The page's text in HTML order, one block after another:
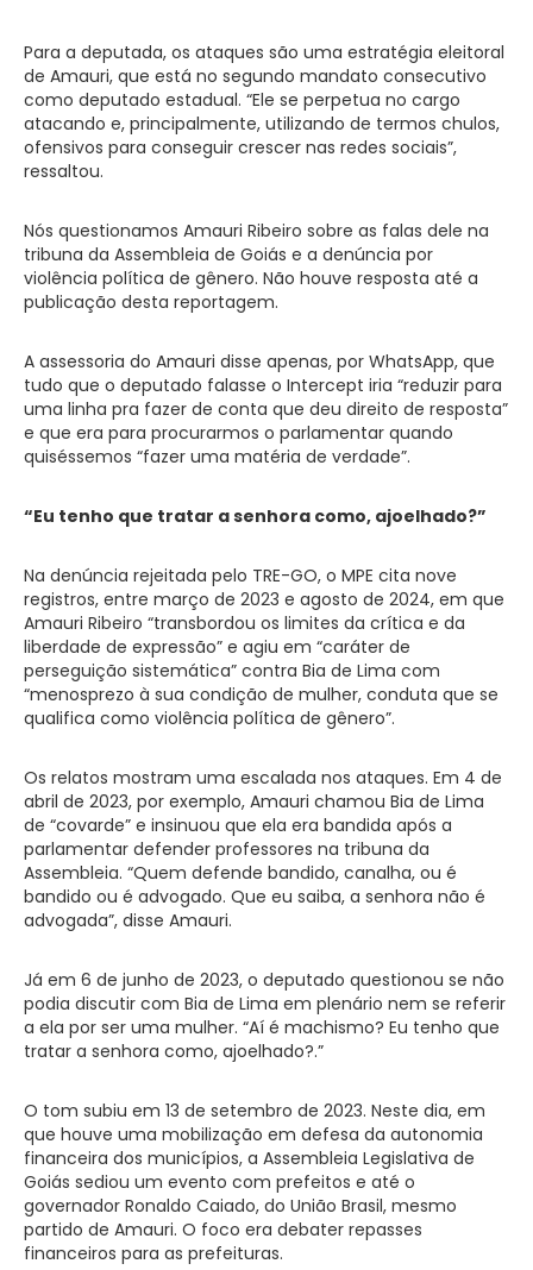
Para a deputada, os ataques são uma estratégia eleitoral
de Amauri, que está no segundo mandato consecutivo
como deputado estadual. “Ele se perpetua no cargo
atacando e, principalmente, utilizando de termos chulos,
ofensivos para conseguir crescer nas redes sociais”,
ressaltou.
Nós questionamos Amauri Ribeiro sobre as falas dele na
tribuna da Assembleia de Goiás e a denúncia por
violência política de gênero. Não houve resposta até a
publicação desta reportagem.
A assessoria do Amauri disse apenas, por WhatsApp, que
tudo que o deputado falasse o Intercept iria “reduzir para
uma linha pra fazer de conta que deu direito de resposta”
e que era para procurarmos o parlamentar quando
quiséssemos “fazer uma matéria de verdade”.
“Eu tenho que tratar a senhora como, ajoelhado?”
Na denúncia rejeitada pelo TRE-GO, o MPE cita nove
registros, entre março de 2023 e agosto de 2024, em que
Amauri Ribeiro “transbordou os limites da crítica e da
liberdade de expressão” e agiu em “caráter de
perseguição sistemática” contra Bia de Lima com
“menosprezo à sua condição de mulher, conduta que se
qualifica como violência política de gênero”.
Os relatos mostram uma escalada nos ataques. Em 4 de
abril de 2023, por exemplo, Amauri chamou Bia de Lima
de “covarde” e insinuou que ela era bandida após a
parlamentar defender professores na tribuna da
Assembleia. “Quem defende bandido, canalha, ou é
bandido ou é advogado. Que eu saiba, a senhora não é
advogada”, disse Amauri.
Já em 6 de junho de 2023, o deputado questionou se não
podia discutir com Bia de Lima em plenário nem se referir
a ela por ser uma mulher. “Aí é machismo? Eu tenho que
tratar a senhora como, ajoelhado?.”
O tom subiu em 13 de setembro de 2023. Neste dia, em
que houve uma mobilização em defesa da autonomia
financeira dos municípios, a Assembleia Legislativa de
Goiás sediou um evento com prefeitos e até o
governador Ronaldo Caiado, do União Brasil, mesmo
partido de Amauri. O foco era debater repasses
financeiros para as prefeituras.